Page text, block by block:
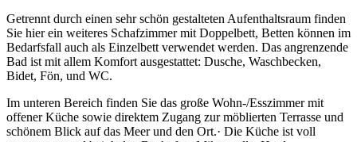
Getrennt durch einen sehr schön gestalteten Aufenthaltsraum finden
Sie hier ein weiteres Schafzimmer mit Doppelbett, Betten können im
Bedarfsfall auch als Einzelbett verwendet werden. Das angrenzende
Bad ist mit allem Komfort ausgestattet: Dusche, Waschbecken,
Bidet, Fön, und WC.
Im unteren Bereich finden Sie das große Wohn-/Esszimmer mit
offener Küche sowie direktem Zugang zur möblierten Terrasse und
schönem Blick auf das Meer und den Ort.· Die Küche ist voll